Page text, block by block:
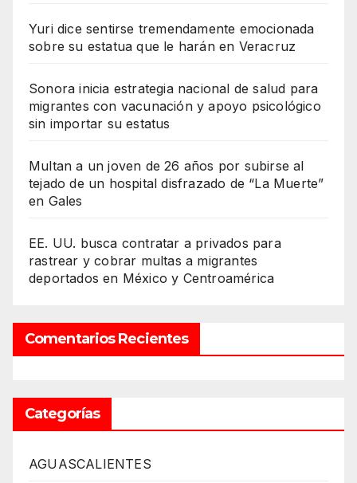
Yuri dice sentirse tremendamente emocionada
sobre su estatua que le harán en Veracruz
Sonora inicia estrategia nacional de salud para
migrantes con vacunación y apoyo psicológico
sin importar su estatus
Multan a un joven de 26 años por subirse al
tejado de un hospital disfrazado de “La Muerte”
en Gales
EE. UU. busca contratar a privados para
rastrear y cobrar multas a migrantes
deportados en México y Centroamérica
Comentarios Recientes
Categorías
AGUASCALIENTES